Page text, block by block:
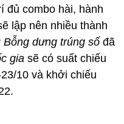
đủ combo hài, hành
lập nên nhiều thành
Bỗng dưng trúng số đã
gia sẽ có suất chiếu
10 và khởi chiếu